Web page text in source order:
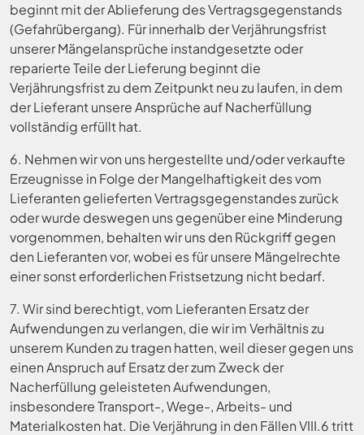
beginnt mit der Ablieferung des Vertragsgegenstands
(Gefahrübergang). Für innerhalb der Verjährungsfrist
unserer Mängelansprüche instandgesetzte oder
reparierte Teile der Lieferung beginnt die
Verjährungsfrist zu dem Zeitpunkt neu zu laufen, in dem
der Lieferant unsere Ansprüche auf Nacherfüllung
vollständig erfüllt hat.
6. Nehmen wir von uns hergestellte und/oder verkaufte
Erzeugnisse in Folge der Mangelhaftigkeit des vom
Lieferanten gelieferten Vertragsgegenstandes zurück
oder wurde deswegen uns gegenüber eine Minderung
vorgenommen, behalten wir uns den Rückgriff gegen
den Lieferanten vor, wobei es für unsere Mängelrechte
einer sonst erforderlichen Fristsetzung nicht bedarf.
7. Wir sind berechtigt, vom Lieferanten Ersatz der
Aufwendungen zu verlangen, die wir im Verhältnis zu
unserem Kunden zu tragen hatten, weil dieser gegen uns
einen Anspruch auf Ersatz der zum Zweck der
Nacherfüllung geleisteten Aufwendungen,
insbesondere Transport-, Wege-, Arbeits- und
Materialkosten hat. Die Verjährung in den Fällen VIII.6 tritt